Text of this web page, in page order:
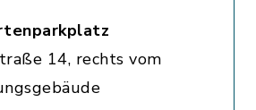
14, rechts vom